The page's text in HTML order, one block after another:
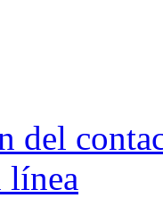
del
línea